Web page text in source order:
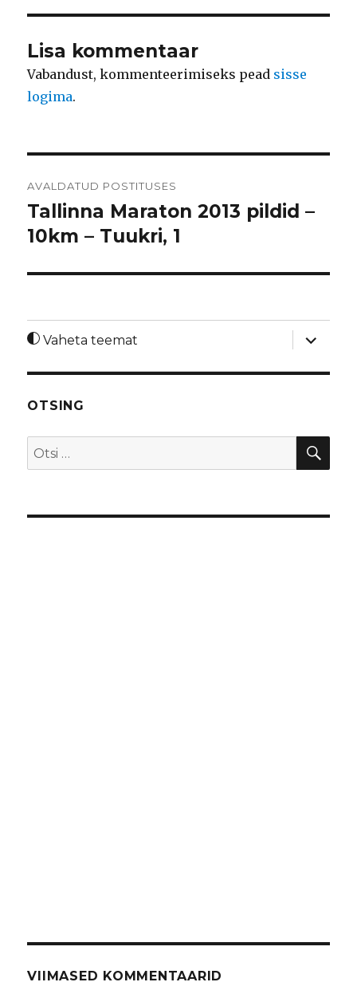
Lisa kommentaar
Vabandust, kommenteerimiseks pead sisse
logima.
AVALDATUD POSTITUSES
Tallinna Maraton 2013 pildid –
10km – Tuukri, 1
Vaheta teemat
laienda
OTSING
Otsi:
VIIMASED KOMMENTAARID